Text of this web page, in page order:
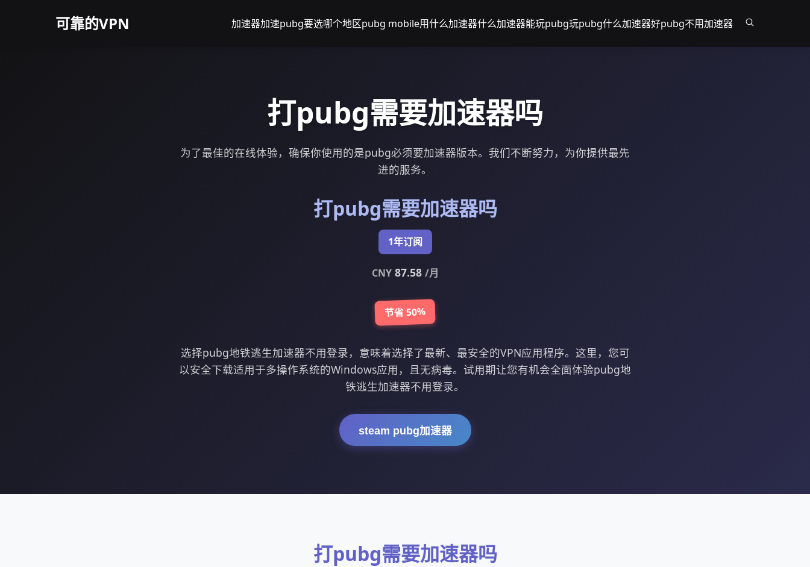
可靠的VPN 加速器加速pubg要选哪个地区pubg mobile用什么加速器什么加速器能玩pubg玩pubg什么加速器好pubg不用加速器
打pubg需要加速器吗
为了最佳的在线体验，确保你使用的是pubg必须要加速器版本。我们不断努力，为你提供最先
进的服务。
打pubg需要加速器吗
1年订阅
CNY87.58 /月
节省 50%
选择pubg地铁逃生加速器不用登录，意味着选择了最新、最安全的VPN应用程序。这里，您可
以安全下载适用于多操作系统的Windows应用，且无病毒。试用期让您有机会全面体验pubg地
铁逃生加速器不用登录。
steam pubg加速器
打pubg需要加速器吗